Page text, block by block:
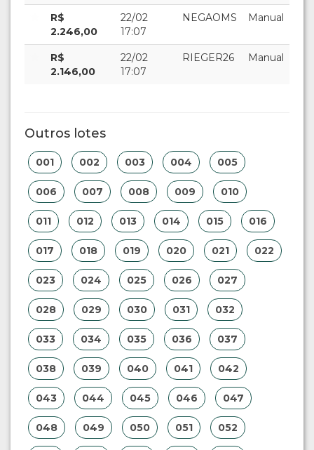
R$
2.246,00
22/02
17:07
NEGAOMS Manual
R$
2.146,00
22/02
17:07
RIEGER26 Manual
Outros lotes
001 002 003 004 005
006 007 008 009 010
011 012 013 014 015 016
017 018 019 020 021 022
023 024 025 026 027
028 029 030 031 032
033 034 035 036 037
038 039 040 041 042
043 044 045 046 047
048 049 050 051 052